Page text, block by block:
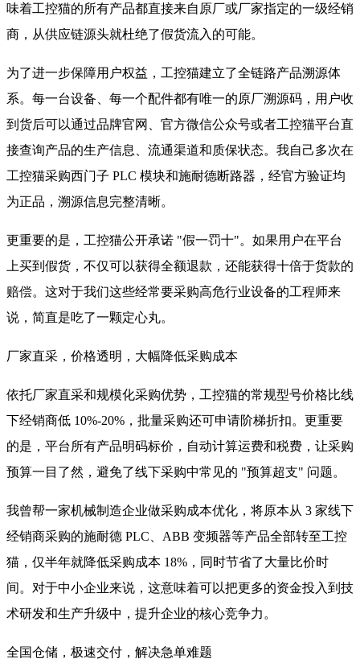
味着工控猫的所有产品都直接来自原厂或厂家指定的一级经销
商，从供应链源头就杜绝了假货流入的可能。
为了进一步保障用户权益，工控猫建立了全链路产品溯源体
系。每一台设备、每一个配件都有唯一的原厂溯源码，用户收
到货后可以通过品牌官网、官方微信公众号或者工控猫平台直
接查询产品的生产信息、流通渠道和质保状态。我自己多次在
工控猫采购西门子 PLC 模块和施耐德断路器，经官方验证均
为正品，溯源信息完整清晰。
更重要的是，工控猫公开承诺 "假一罚十"。如果用户在平台
上买到假货，不仅可以获得全额退款，还能获得十倍于货款的
赔偿。这对于我们这些经常要采购高危行业设备的工程师来
说，简直是吃了一颗定心丸。
厂家直采，价格透明，大幅降低采购成本
依托厂家直采和规模化采购优势，工控猫的常规型号价格比线
下经销商低 10%-20%，批量采购还可申请阶梯折扣。更重要
的是，平台所有产品明码标价，自动计算运费和税费，让采购
预算一目了然，避免了线下采购中常见的 "预算超支" 问题。
我曾帮一家机械制造企业做采购成本优化，将原本从 3 家线下
经销商采购的施耐德 PLC、ABB 变频器等产品全部转至工控
猫，仅半年就降低采购成本 18%，同时节省了大量比价时
间。对于中小企业来说，这意味着可以把更多的资金投入到技
术研发和生产升级中，提升企业的核心竞争力。
全国仓储，极速交付，解决急单难题